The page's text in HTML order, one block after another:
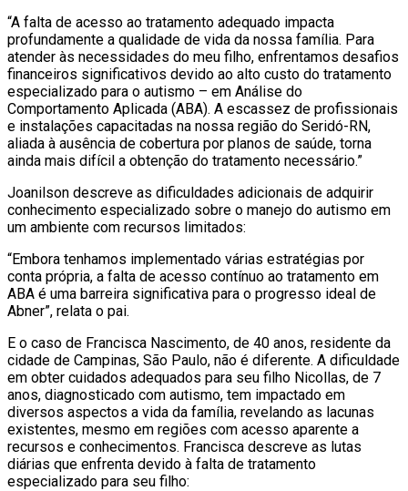
“A falta de acesso ao tratamento adequado impacta
profundamente a qualidade de vida da nossa família. Para
atender às necessidades do meu filho, enfrentamos desafios
financeiros significativos devido ao alto custo do tratamento
especializado para o autismo – em Análise do
Comportamento Aplicada (ABA). A escassez de profissionais
e instalações capacitadas na nossa região do Seridó-RN,
aliada à ausência de cobertura por planos de saúde, torna
ainda mais difícil a obtenção do tratamento necessário.”
Joanilson descreve as dificuldades adicionais de adquirir
conhecimento especializado sobre o manejo do autismo em
um ambiente com recursos limitados:
“Embora tenhamos implementado várias estratégias por
conta própria, a falta de acesso contínuo ao tratamento em
ABA é uma barreira significativa para o progresso ideal de
Abner”, relata o pai.
E o caso de Francisca Nascimento, de 40 anos, residente da
cidade de Campinas, São Paulo, não é diferente. A dificuldade
em obter cuidados adequados para seu filho Nicollas, de 7
anos, diagnosticado com autismo, tem impactado em
diversos aspectos a vida da família, revelando as lacunas
existentes, mesmo em regiões com acesso aparente a
recursos e conhecimentos. Francisca descreve as lutas
diárias que enfrenta devido à falta de tratamento
especializado para seu filho: